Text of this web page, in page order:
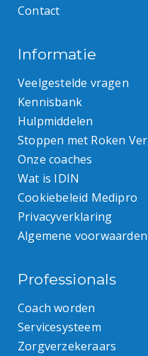
Contact
Informatie
Veelgestelde vragen
Kennisbank
Hulpmiddelen
Stoppen met Roken
Onze coaches
Wat is IDIN
Cookiebeleid Medipro
Privacyverklaring
Algemene voorwaarden
Professionals
Coach worden
Servicesysteem
Zorgverzekeraars